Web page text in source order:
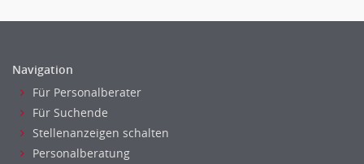
Labor, Forschung
Physik
Agiles Projektmanagement
Digital Leadership
Industrie 4.0
Internet of Things
Navigation
Für Personalberater
Für Suchende
Stellenanzeigen schalten
Personalberatung